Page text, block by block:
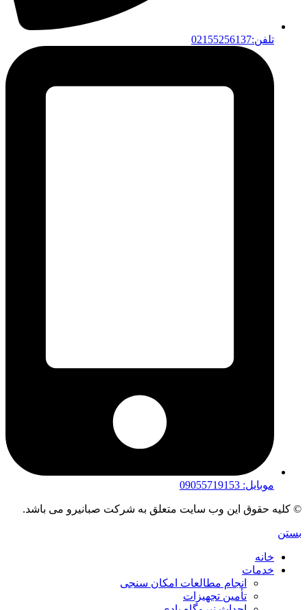
تلفن:02155256137
موبایل: 09055719153
© کلیه حقوق این وب سایت متعلق به شرکت صبانیرو می باشد.
بستن
خانه
خدمات
انجام مطالعات امکان سنجی
تأمین تجهیزات